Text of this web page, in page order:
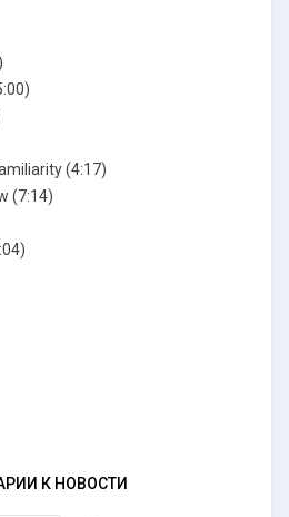
(4:17)
(7:14)
К НОВОСТИ